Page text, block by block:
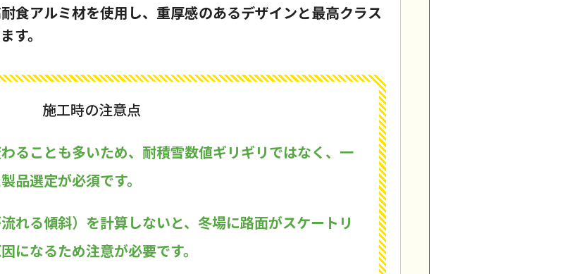
食アルミ材を使用し、重厚感のあるデザインと最高クラス
す。
施工時の注意点
ることも多いため、耐積雪数値ギリギリではなく、一
品選定が必須です。
れる傾斜）を計算しないと、冬場に路面がスケートリ
になるため注意が必要です。